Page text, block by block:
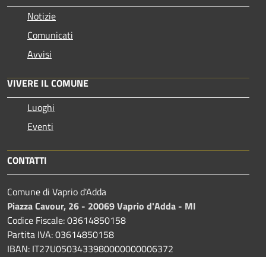
Notizie
Comunicati
Avvisi
VIVERE IL COMUNE
Luoghi
Eventi
CONTATTI
Comune di Vaprio d'Adda
Piazza Cavour, 26 - 20069 Vaprio d'Adda - MI
Codice Fiscale: 03614850158
Partita IVA: 03614850158
IBAN: IT27U0503433980000000006372